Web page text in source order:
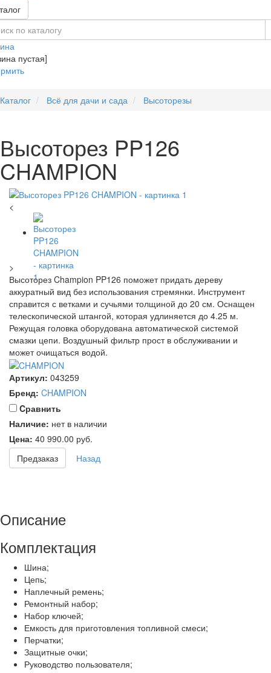
пустая]
Каталог Всё для дачи и сада Высоторезы
Высоторез PP126
CHAMPION
<
>
Высоторез Champion PP126 поможет придать дереву
аккуратный вид без использования стремянки. Инструмент
справится с ветками и сучьями толщиной до 20 см. Оснащен
телескопической штангой, которая удлиняется до 4.25 м.
Режущая головка оборудована автоматической системой
смазки цепи. Воздушный фильтр прост в обслуживании и
может очищаться водой.
Артикул: 043259
Бренд: CHAMPION
Cравнить
Наличие: нет в наличии
Цена: 40 990.00 руб.
Предзаказ
Назад
Описание
Комплектация
Шина;
Цепь;
Наплечный ремень;
Ремонтный набор;
Набор ключей;
Емкость для приготовления топливной смеси;
Перчатки;
Защитные очки;
Руководство пользователя;